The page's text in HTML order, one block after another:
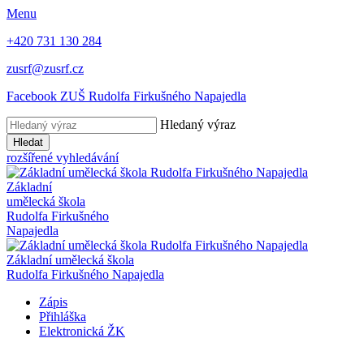
Menu
+420 731 130 284
zusrf@zusrf.cz
Facebook ZUŠ Rudolfa Firkušného Napajedla
Hledaný výraz
Hledat
rozšířené vyhledávání
Základní
umělecká škola
Rudolfa Firkušného
Napajedla
Základní umělecká škola
Rudolfa Firkušného Napajedla
Zápis
Přihláška
Elektronická ŽK